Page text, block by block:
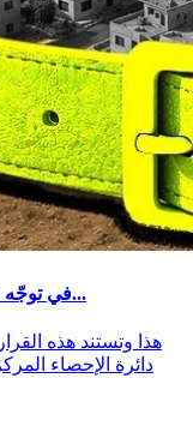
في توجّه لمديريّة التّخطيط: لجنة الرّؤساء ومؤسّسات...
هذا وتستند هذه
دائرة الإحصاء